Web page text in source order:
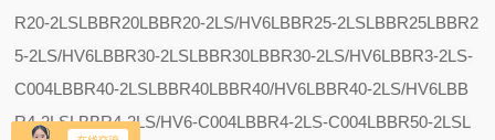
R20-2LSLBBR20LBBR20-2LS/HV6LBBR25-2LSLBBR25LBBR2
5-2LS/HV6LBBR30-2LSLBBR30LBBR30-2LS/HV6LBBR3-2LS-
C004LBBR40-2LSLBBR40LBBR40/HV6LBBR40-2LS/HV6LBB
R4-2LSLBBR4-2LS/HV6-C004LBBR4-2LS-C004LBBR50-2LSL